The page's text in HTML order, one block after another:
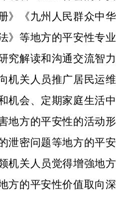
》《九州人民群众中华
》等地方的平安性专业
究解读和沟通交流智力
机关人员推广居民运维
机会、定期家庭生活中
地方的平安性的活动形
泄密问题等地方的平安
机关人员觉得增強地方
方的平安性价值取向深